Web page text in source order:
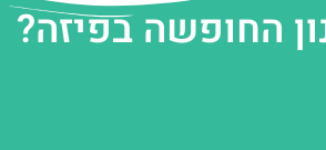
החופשה בפיזה?